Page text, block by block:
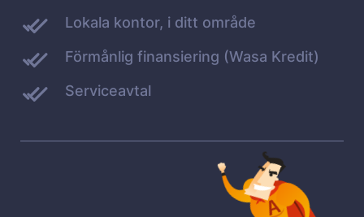
Lokala kontor, i ditt område
Förmånlig finansiering (Wasa Kredit)
Serviceavtal